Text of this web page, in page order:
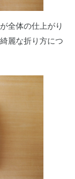
全体の仕上がり
麗な折り方につ